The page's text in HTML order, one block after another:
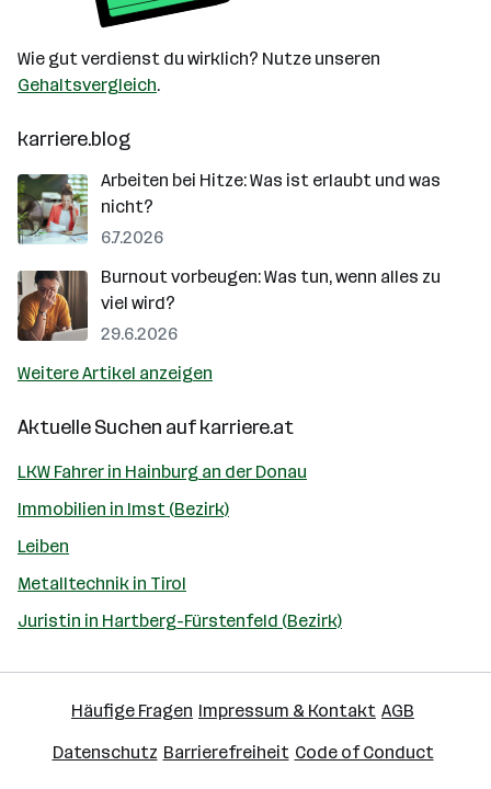
Wie gut verdienst du wirklich? Nutze unseren
Gehaltsvergleich.
karriere.blog
Arbeiten bei Hitze: Was ist erlaubt und was
nicht?
6.7.2026
Burnout vorbeugen: Was tun, wenn alles zu
viel wird?
29.6.2026
Weitere Artikel anzeigen
Aktuelle Suchen aufkarriere.at
LKW Fahrer in Hainburg an der Donau
Immobilien in Imst (Bezirk)
Leiben
Metalltechnik in Tirol
Juristin in Hartberg-Fürstenfeld (Bezirk)
Häufige Fragen Impressum & Kontakt AGB
Datenschutz Barrierefreiheit Code of Conduct